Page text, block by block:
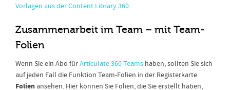
Vorlagen aus der Content Library 360.
Zusammenarbeit im Team – mit Team-
Folien
Wenn Sie ein Abo fürArticulate 360 Teams haben, sollten Sie sich
auf jeden Fall die Funktion Team-Folien in der Registerkarte
Folien ansehen. Hier können Sie Folien, die Sie erstellt haben,